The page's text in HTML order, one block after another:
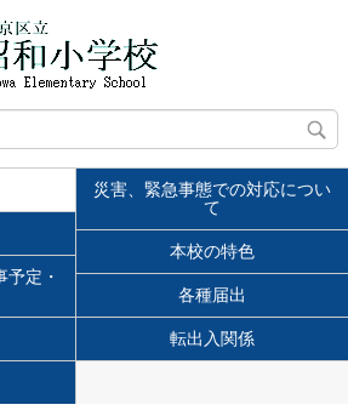
災害、緊急事態での対応につい
て
本校の特色
定・
各種届出
転出入関係